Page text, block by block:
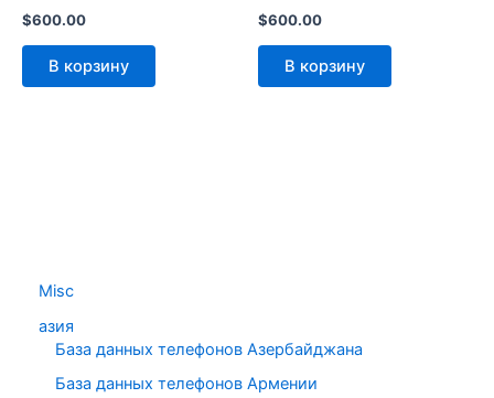
Misc
азия
База данных телефонов Азербайджана
База данных телефонов Армении
$600.00
В корзину
$600.00
В корзину